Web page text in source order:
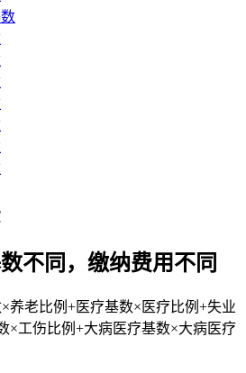
不同，缴纳费用不同
养老比例+医疗基数×医疗比例+失业
×工伤比例+大病医疗基数×大病医疗